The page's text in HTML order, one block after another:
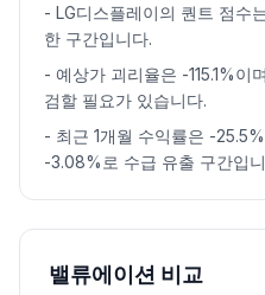
- LG디스플레이의 퀀트 점수
한 구간입니다.
- 예상가 괴리율은 -115.1%이
검할 필요가 있습니다.
- 최근 1개월 수익률은 -
-3.08%로 수급 유출 구간입
밸류에이션 비교